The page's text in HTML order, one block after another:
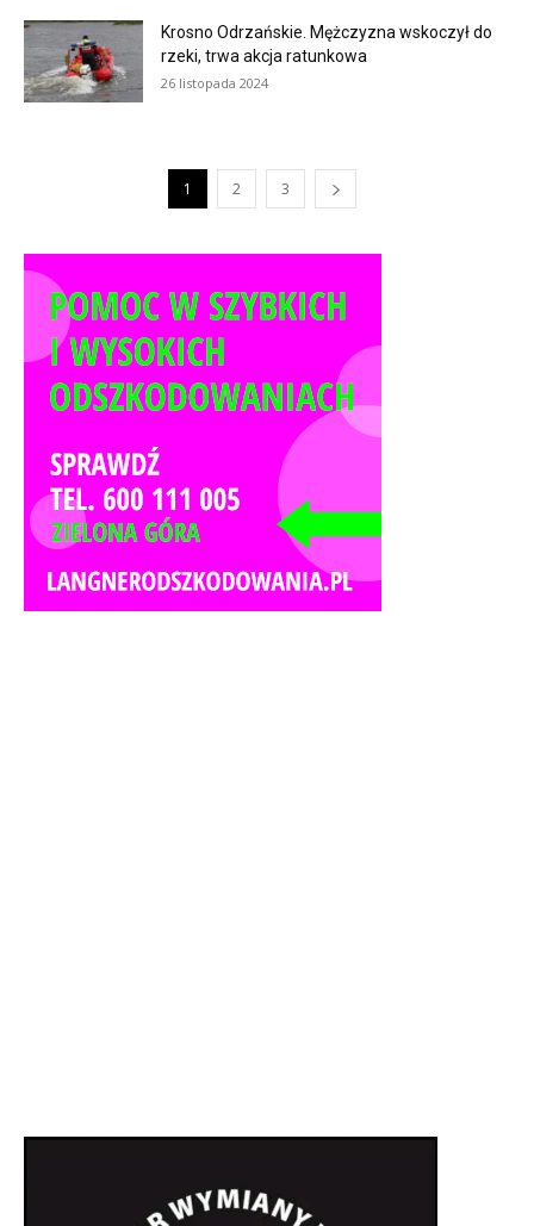
Krosno Odrzańskie. Mężczyzna wskoczył do
rzeki, trwa akcja ratunkowa
26 listopada 2024
1 2 3